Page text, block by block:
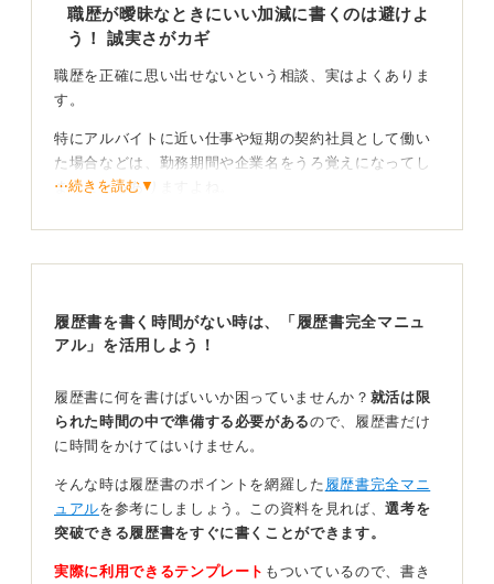
職歴が曖昧なときにいい加減に書くのは避けよ
う！ 誠実さがカギ
職歴を正確に思い出せないという相談、実はよくありま
す。
特にアルバイトに近い仕事や短期の契約社員として働い
た場合などは、勤務期間や企業名をうろ覚えになってし
まうこともありますよね。
思い出せない部分は証拠資料をたどりながら誠実に
補えば問題ない
たとえば源泉徴収票や雇用保険被保険者証、給与明細、
年金記録などは残っていませんか？ これらには勤務先名
や期間が記載されています。
もしデータや紙が残っていない場合は、ハローワークに
照会すれば履歴（雇用保険加入部分のみ）を確認できる
こともあります。
また職歴欄は正確さも大切ですが一貫性も重要です。短
⋯続きを読む▼
履歴書を書く時間がない時は、「履歴書完全マニュ
アル」を活用しよう！
履歴書に何を書けばいいか困っていませんか？ 就活は限
られた時間の中で準備する必要があるので、履歴書だけ
に時間をかけてはいけません。
そんな時は履歴書のポイントを網羅した 履歴書完全マニ
ュアルを参考にしましょう。この資料を見れば、選考を
突破できる履歴書をすぐに書くことができます。
実際に利用できるテンプレート もついているので、書き